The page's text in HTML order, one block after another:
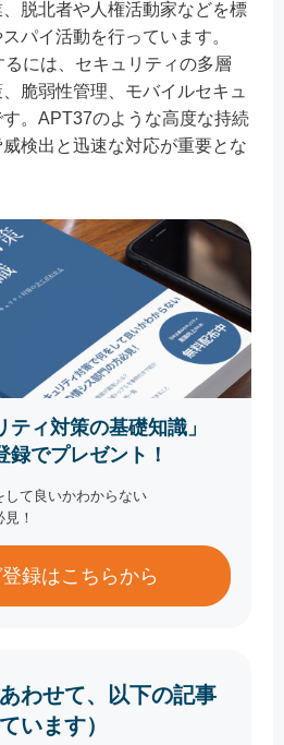
脱北者や人権活動家などを標
パイ活動を行っています。
には、セキュリティの多層
脆弱性管理、モバイルセキュ
。APT37のような高度な持続
検出と迅速な対応が重要とな
ィ対策の基礎知識」
録でプレゼント！
して良いかわからない
！
録はこちらから
わせて、以下の記事
います）